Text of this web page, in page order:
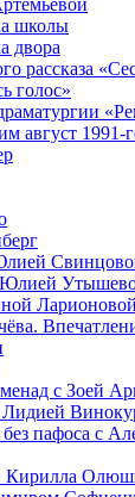
школы
двора
рассказа
голос»
август 1991-
Юлией
Ларионовой
с Зоей
пафоса с
Кирилла